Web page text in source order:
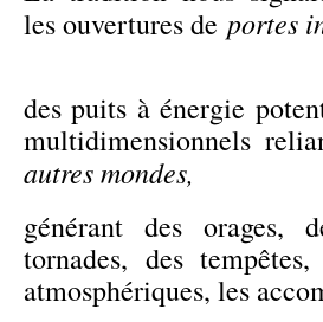
les ouvertures de portes
des puits à énergie
multidimensionnels
autres mondes,
générant des orages,
tornades, des
atmosphériques, les